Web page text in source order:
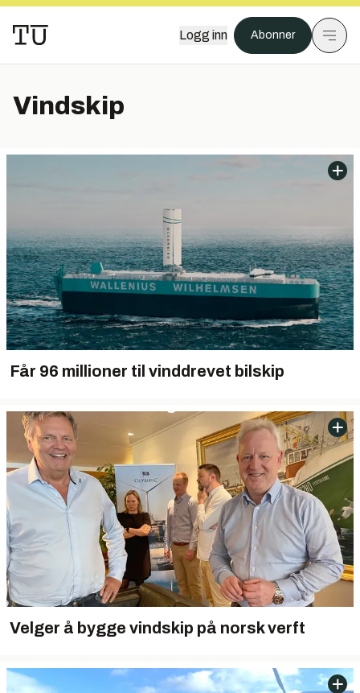
Logg inn Abonner
Vindskip
Får 96 millioner til vinddrevet bilskip
Velger å bygge vindskip på norsk verft